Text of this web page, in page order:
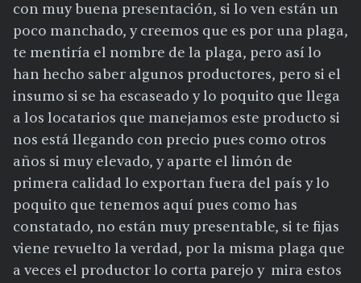
con muy buena presentación, si lo ven están un
poco manchado, y creemos que es por una plaga,
te mentiría el nombre de la plaga, pero así lo
han hecho saber algunos productores, pero si el
insumo si se ha escaseado y lo poquito que llega
a los locatarios que manejamos este producto si
nos está llegando con precio pues como otros
años si muy elevado, y aparte el limón de
primera calidad lo exportan fuera del país y lo
poquito que tenemos aquí pues como has
constatado, no están muy presentable, si te fijas
viene revuelto la verdad, por la misma plaga que
a veces el productor lo corta parejo y mira estos